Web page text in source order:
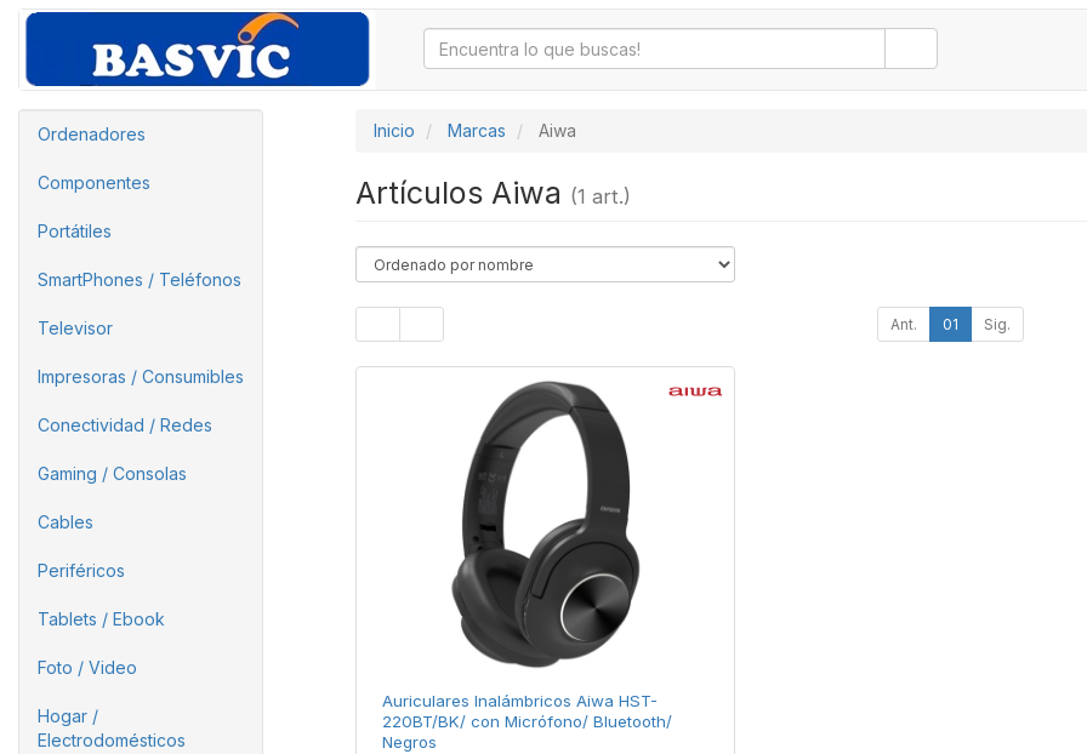
Ordenadores
Componentes
Portátiles
SmartPhones / Teléfonos
Televisor
Impresoras / Consumibles
Conectividad / Redes
Gaming / Consolas
Cables
Periféricos
Tablets / Ebook
Foto / Video
Hogar /
Electrodomésticos
Inicio Marcas Aiwa
Artículos Aiwa (1 art.)
Ant. 01 Sig.
Auriculares Inalámbricos Aiwa HST-
220BT/BK/ con Micrófono/ Bluetooth/
Negros